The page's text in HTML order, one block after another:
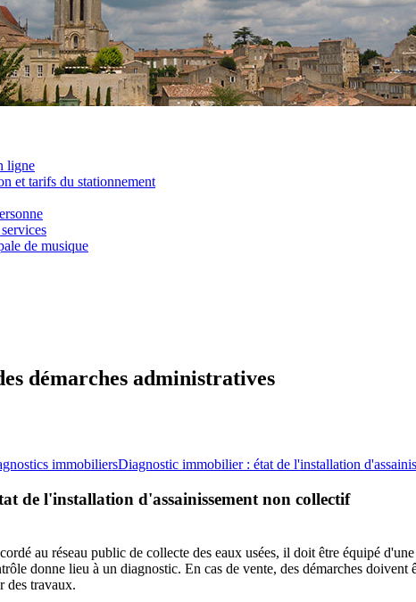
ligne
et tarifs du stationnement
de musique
démarches administratives
immobiliersDiagnostic immobilier : état de l'installation
de l'installation d'assainissement non collectif
au réseau public de collecte des eaux usées, il doit être équipé
donne lieu à un diagnostic. En cas de vente, des démarches
des travaux.